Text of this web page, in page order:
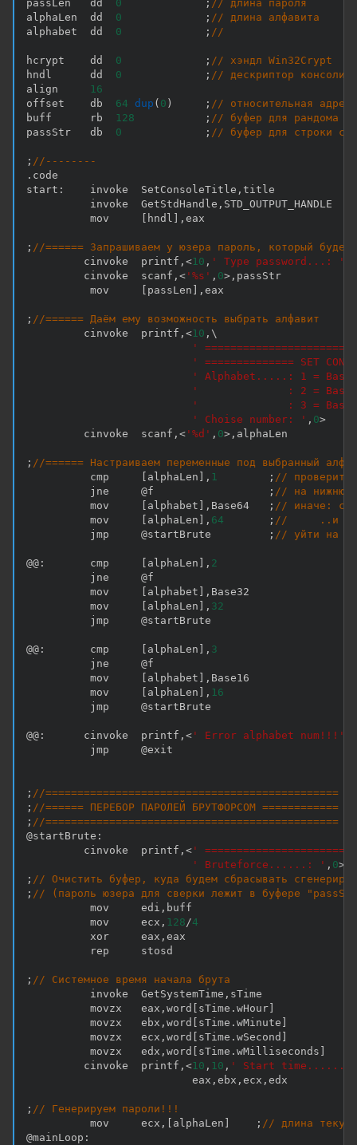
passLen   dd 0 ; // длина пароля
alphaLen  dd 0 ; // длина алфавита
alphabet  dd 0 ; //
hcrypt    dd 0 ; // хэндл Win32Crypt
hndl      dd 0 ; // дескриптор консоли
align 16
offset    db 64 dup ( 0 ) ; // относительная
buff      rb 128 ; // буфер для рандома
passStr   db 0 ; // буфер для строки с
; //--------
. code
start :
    invoke  SetConsoleTitle
, title
          invoke  GetStdHandle
, STD_OUTPUT_HANDLE
          mov
hndl , eax
; //====== Запрашиваем у юзера пароль, который будем
         cinvoke  printf
, <10 , ' Type password...: '
         cinvoke  scanf
, < '%s' , 0> , passStr
          mov
passLen , eax
; //====== Даём ему возможность выбрать алфавит
         cinvoke  printf
, <10 , \
'
' ============== SET
' Alphabet.....: 1 =
'              : 2 =
'              : 3 =
' Choise number: ' , 0>
         cinvoke  scanf
, < '%d' , 0> , alphaLen
; //====== Настраиваем переменные под выбранный
          cmp
alphaLen , 1 ; // проверить
          jne     @f
; // на нижнюю
          mov
alphabet , Base64 ; // иначе:
          mov
alphaLen , 64 ; //     ..и
          jmp     @startBrute
; // уйти на
@@ :
       cmp
alphaLen , 2
          jne     @f
          mov
alphabet , Base32
          mov
alphaLen , 32
          jmp     @startBrute
@@ :
       cmp
alphaLen , 3
          jne     @f
          mov
alphabet , Base16
          mov
alphaLen , 16
          jmp     @startBrute
@@ :
      cinvoke  printf
, < ' Error alphabet num!!!'
          jmp     @exit
; //==============================================
; //====== ПЕРЕБОР ПАРОЛЕЙ БРУТФОРСОМ ============
; //==============================================
@startBrute :
         cinvoke  printf
, < '
' Bruteforce......: ' , 0>
; // Очистить буфер, куда будем сбрасывать
; // (пароль юзера для сверки лежит в буфере
          mov     edi
, buff
          mov     ecx
, 128/4
          xor     eax
, eax
          rep     stosd
; // Системное время начала брута
          invoke  GetSystemTime
, sTime
          movzx   eax
, word sTime . wHour
          movzx   ebx
, word sTime . wMinute
          movzx   ecx
, word sTime . wSecond
          movzx   edx
, word sTime . wMilliseconds
         cinvoke  printf
, <10 , 10 , ' Start time......:
                          eax
, ebx , ecx , edx
; // Генерируем пароли!!!
          mov     ecx
, alphaLen ; // длина
@mainLoop :